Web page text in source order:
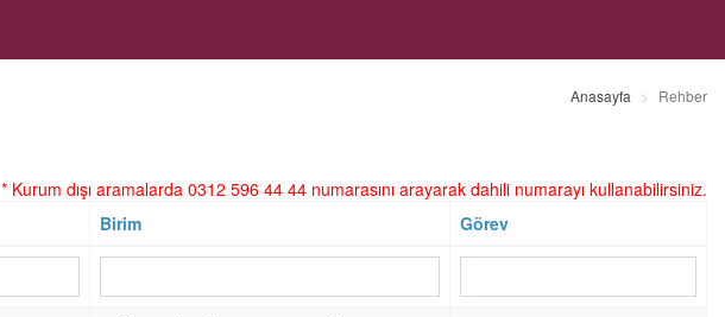
Anasayfa Rehber
* Kurum dışı aramalarda 0312 596 44 44 numarasını arayarak dahili numarayı kullanabilirsiniz.
Birim Görev